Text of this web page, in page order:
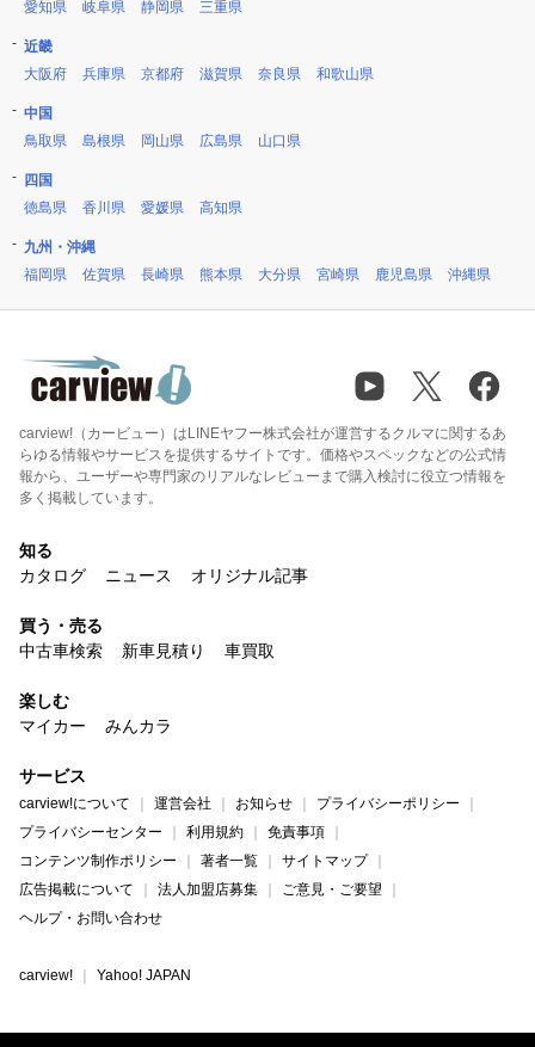
愛知県
岐阜県 静岡県 三重県
近畿
大阪府
兵庫県 京都府 滋賀県 奈良県 和歌山県
中国
鳥取県
島根県 岡山県 広島県 山口県
四国
徳島県
香川県 愛媛県 高知県
九州・沖縄
福岡県
佐賀県 長崎県 熊本県 大分県 宮崎県 鹿児島県 沖縄県
carview!（カービュー）はLINEヤフー株式会社が運営するクルマに関するあ
らゆる情報やサービスを提供するサイトです。価格やスペックなどの公式情
報から、ユーザーや専門家のリアルなレビューまで購入検討に役立つ情報を
多く掲載しています。
知る
カタログ
ニュース オリジナル記事
買う・売る
中古車検索
新車見積り 車買取
楽しむ
マイカー
みんカラ
サービス
carview!について 運営会社 お知らせ
プライバシーポリシー
プライバシーセンター
利用規約
免責事項
コンテンツ制作ポリシー
著者一覧
サイトマップ
広告掲載について
法人加盟店募集
ご意見・ご要望
ヘルプ・お問い合わせ
carview! Yahoo! JAPAN